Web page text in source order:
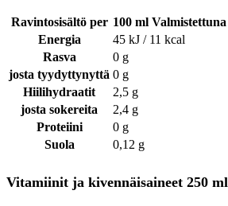
Ravintosisältö per 100 ml Valmistettuna
Energia
45 kJ / 11 kcal
Rasva
0 g
josta tyydyttynyttä 0 g
Hiilihydraatit
2,5 g
josta sokereita
2,4 g
Proteiini
0 g
Suola
0,12 g
Vitamiinit ja kivennäisaineet 250 ml